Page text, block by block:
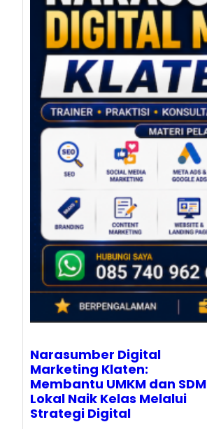
Narasumber Digital
Marketing Klaten:
Membantu UMKM dan SDM
Lokal Naik Kelas Melalui
Strategi Digital